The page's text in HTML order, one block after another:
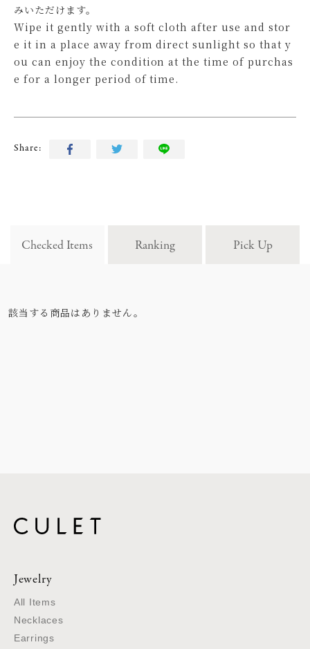
みいただけます。
Wipe it gently with a soft cloth after use and stor
e it in a place away from direct sunlight so that y
ou can enjoy the condition at the time of purchas
e for a longer period of time.
Share:
Checked Items Ranking Pick Up
該当する商品はありません。
Jewelry
All Items
Necklaces
Earrings